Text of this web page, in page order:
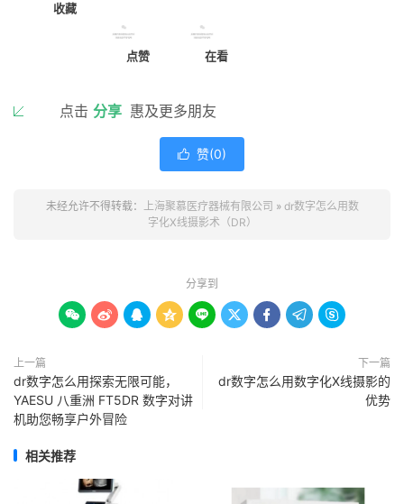
收藏
点赞 在看
点击 分享 惠及更多朋友
 赞(0)
未经允许不得转载： 上海聚慕医疗器械有限公司 » dr数字怎么用数
字化X线摄影术（DR）
分享到
        
上一篇
dr数字怎么用探索无限可能，
YAESU 八重洲 FT5DR 数字对讲
机助您畅享户外冒险
下一篇
dr数字怎么用数字化X线摄影的
优势
相关推荐